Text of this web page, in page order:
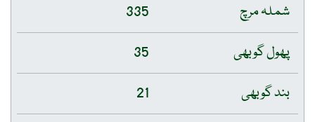
شملہ مرچ
335
پھول گوبھی
35
بند گوبھی
21